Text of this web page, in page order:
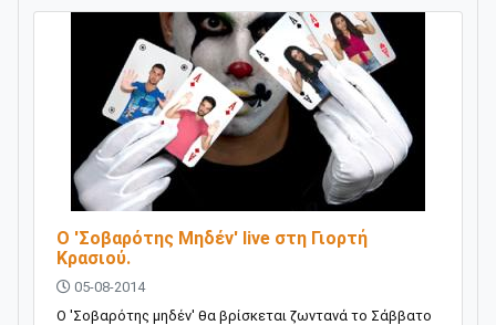
Ο 'Σοβαρότης Μηδέν' live στη Γιορτή
Κρασιού.
05-08-2014
Ο 'Σοβαρότης μηδέν' θα βρίσκεται ζωντανά το Σάββατο